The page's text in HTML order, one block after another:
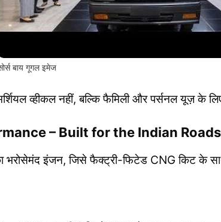
बाय गूगल इमेज
व्हीकल नहीं, बल्कि फैमिली और पर्सनल यूज़ के
– Built for the Indian Roads
भरोसेमंद इंजन, जिसे फैक्ट्री-फिटेड CNG किट के